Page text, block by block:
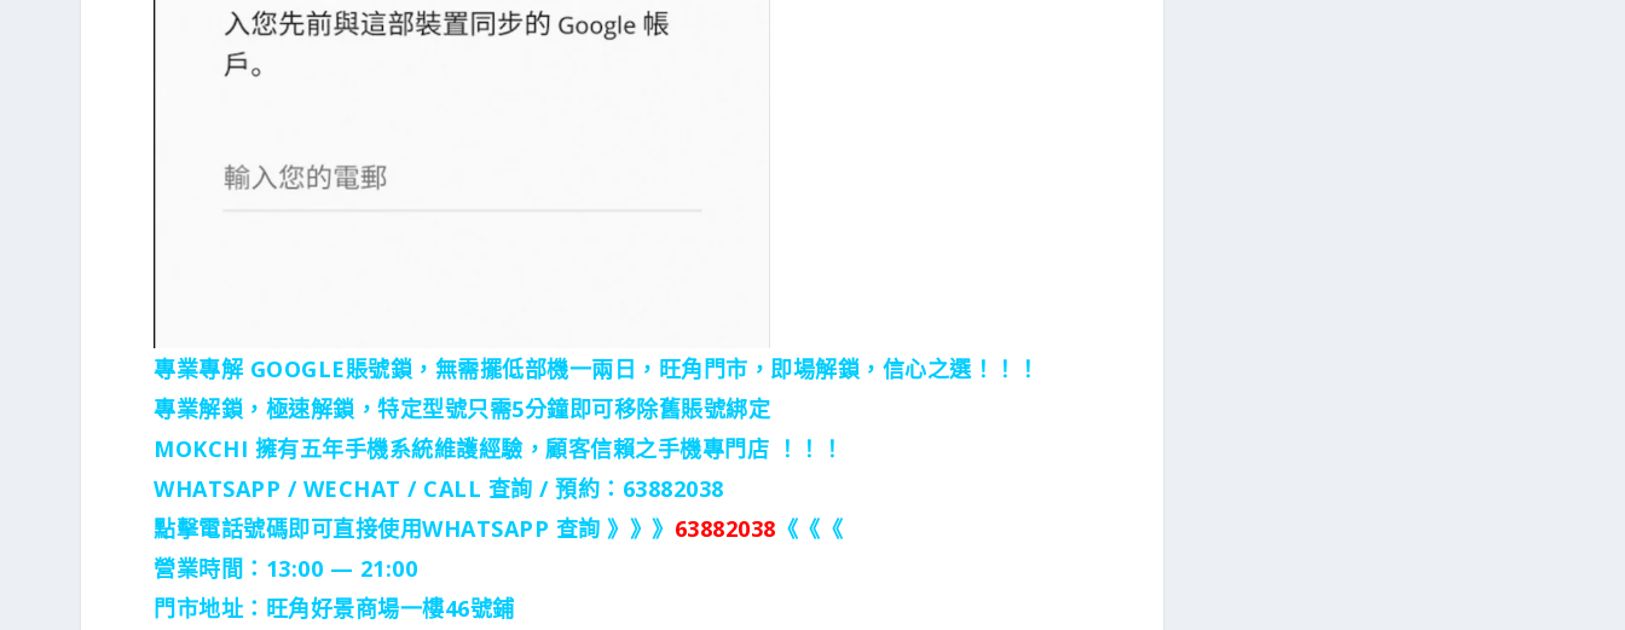
專業專解 GOOGLE賬號鎖，無需擺低部機一兩日，旺角門市，即場解鎖，信心之選！！！
專業解鎖，極速解鎖，特定型號只需5分鐘即可移除舊賬號綁定
MOKCHI 擁有五年手機系統維護經驗，顧客信賴之手機專門店 ！！！
WHATSAPP / WECHAT / CALL 查詢 / 預約：63882038
點擊電話號碼即可直接使用WHATSAPP 查詢 》》》 63882038 《《《
營業時間：13:00 — 21:00
門市地址： 旺角好景商場一樓46號鋪